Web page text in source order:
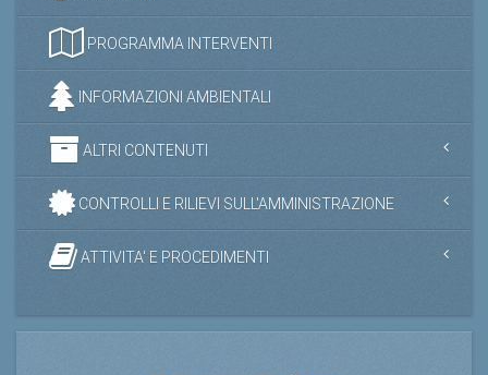
PROGRAMMA INTERVENTI
INFORMAZIONI AMBIENTALI
ALTRI CONTENUTI
CONTROLLI E RILIEVI SULL'AMMINISTRAZIONE
ATTIVITA' E PROCEDIMENTI